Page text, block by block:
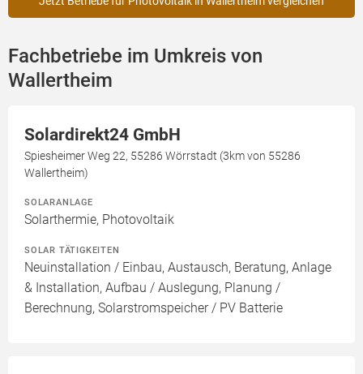
Fachbetriebe im Umkreis von
Wallertheim
Solardirekt24 GmbH
Spiesheimer Weg 22, 55286 Wörrstadt (3km von 55286
Wallertheim)
SOLARANLAGE
Solarthermie, Photovoltaik
SOLAR TÄTIGKEITEN
Neuinstallation / Einbau, Austausch, Beratung, Anlage
& Installation, Aufbau / Auslegung, Planung /
Berechnung, Solarstromspeicher / PV Batterie